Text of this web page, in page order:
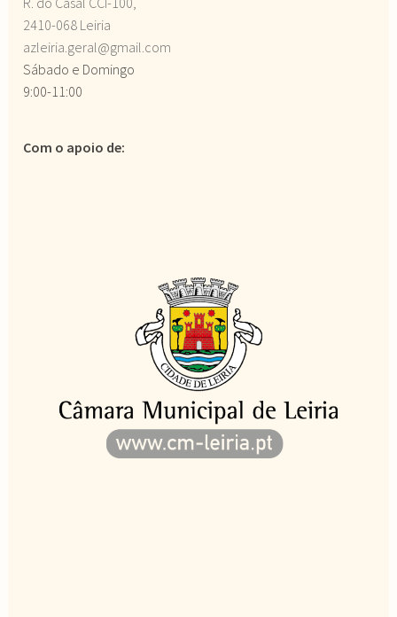
2410-068 Leiria
azleiria.geral@gmail.com
Sábado e Domingo
9:00-11:00
Com o apoio de: